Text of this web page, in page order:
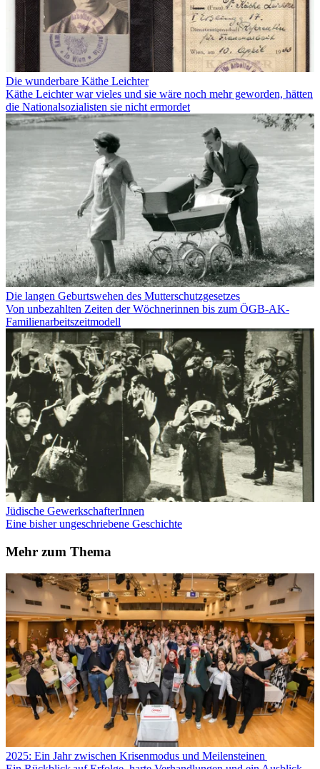
Die wunderbare Käthe Leichter
Käthe Leichter war vieles und sie wäre noch mehr geworden, hätten
die Nationalsozialisten sie nicht ermordet
Die langen Geburtswehen des Mutterschutzgesetzes
Von unbezahlten Zeiten der Wöchnerinnen bis zum ÖGB-AK-
Familienarbeitszeitmodell
Jüdische GewerkschafterInnen
Eine bisher ungeschriebene Geschichte
Mehr zum Thema
2025: Ein Jahr zwischen Krisenmodus und Meilensteinen